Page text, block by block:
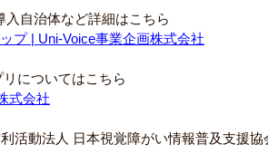
自治体など詳細はこちら
プ | Uni-Voice事業企画株式会社
についてはこちら
式会社
活動法人 日本視覚障がい情報普及支援